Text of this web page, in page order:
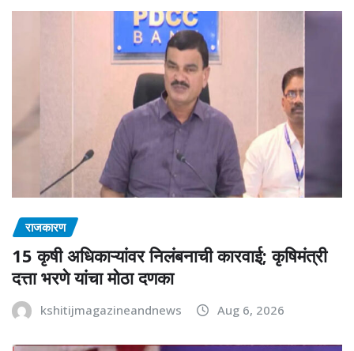
राजकारण
15 कृषी अधिकाऱ्यांवर निलंबनाची कारवाई; कृषिमंत्री
दत्ता भरणे यांचा मोठा दणका
kshitijmagazineandnews Aug 6, 2026